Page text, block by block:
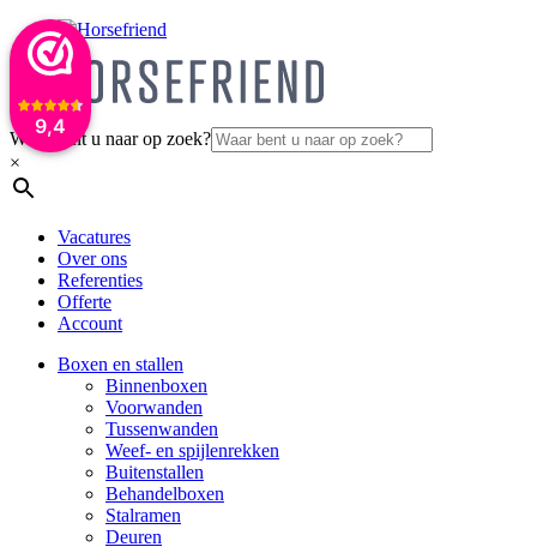
9,4
Waar bent u naar op zoek?
×
Vacatures
Over ons
Referenties
Offerte
Account
Boxen en stallen
Binnenboxen
Voorwanden
Tussenwanden
Weef- en spijlenrekken
Buitenstallen
Behandelboxen
Stalramen
Deuren